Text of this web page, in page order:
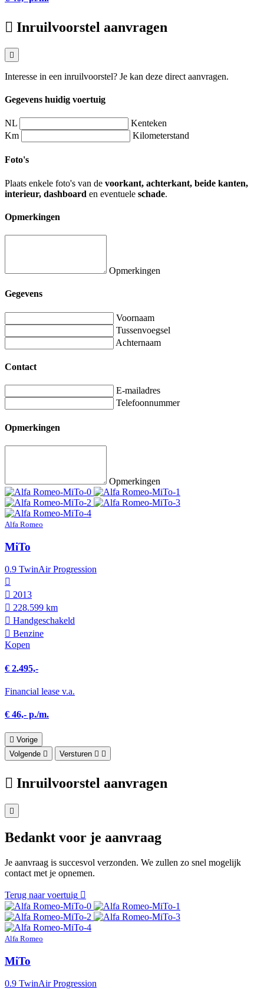
Inruilvoorstel aanvragen
Interesse in een inruilvoorstel? Je kan deze direct aanvragen.
Gegevens huidig voertuig
NL
Kenteken
Km
Kilometerstand
Foto's
Plaats enkele foto's van de voorkant, achterkant, beide kanten,
interieur, dashboard en eventuele schade.
Opmerkingen
Opmerkingen
Gegevens
Voornaam
Tussenvoegsel
Achternaam
Contact
E-mailadres
Telefoonnummer
Opmerkingen
Opmerkingen
Alfa Romeo
MiTo
0.9 TwinAir Progression
2013
228.599 km
Hand­geschakeld
Benzine
Kopen
€ 2.495,-
Financial lease v.a.
€ 46,- p./m.
Vorige
Volgende
Versturen
Inruilvoorstel aanvragen
Bedankt voor je aanvraag
Je aanvraag is succesvol verzonden. We zullen zo snel mogelijk
contact met je opnemen.
Terug naar voertuig
Alfa Romeo
MiTo
0.9 TwinAir Progression